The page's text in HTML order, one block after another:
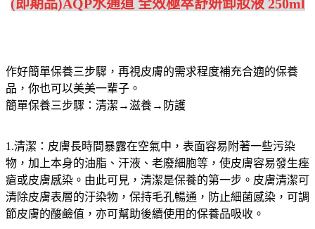
(即期品)AQP水通道 全效極萃舒妍卸妝液 250ml
作好簡單保養三步驟，再視皮膚的需求程度補充合適的保養
品，你也可以美美一輩子。
簡單保養三步驟：清潔→滋養→防護
1.清潔：皮膚長時間暴露在空氣中，表面容易附著一些污染
物，加上本身的油脂、汗液、老廢細胞等，使皮膚容易發生痤
瘡或皮膚感染。由此可見，清潔是保養的第一步。皮膚清潔可
清除皮膚表層的汙染物，保持毛孔暢通，防止細菌感染，可調
節皮膚的酸鹼值，亦可幫助後續使用的保養品吸收。